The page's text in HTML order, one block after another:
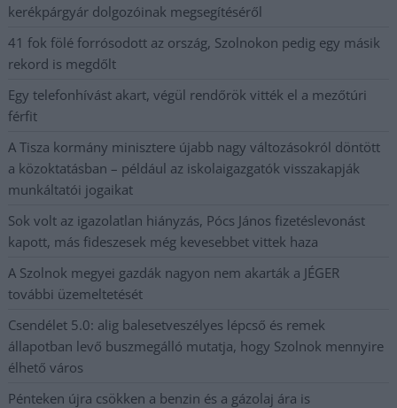
kerékpárgyár dolgozóinak megsegítéséről
41 fok fölé forrósodott az ország, Szolnokon pedig egy másik
rekord is megdőlt
Egy telefonhívást akart, végül rendőrök vitték el a mezőtúri
férfit
A Tisza kormány minisztere újabb nagy változásokról döntött
a közoktatásban – például az iskolaigazgatók visszakapják
munkáltatói jogaikat
Sok volt az igazolatlan hiányzás, Pócs János fizetéslevonást
kapott, más fideszesek még kevesebbet vittek haza
A Szolnok megyei gazdák nagyon nem akarták a JÉGER
további üzemeltetését
Csendélet 5.0: alig balesetveszélyes lépcső és remek
állapotban levő buszmegálló mutatja, hogy Szolnok mennyire
élhető város
Pénteken újra csökken a benzin és a gázolaj ára is